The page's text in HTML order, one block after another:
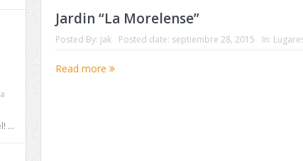
Jardin “La Morelense”
Posted By: jak Posted date: septiembre 28, 2015 In:
Read more
...